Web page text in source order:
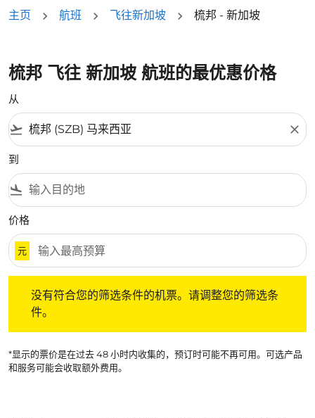
主页 航班 飞往新加坡 梳邦 - 新加坡
梳邦 飞往 新加坡 航班的最优惠价格
从
flight_takeoff close
到
flight_land
价格
元
没有符合您的筛选条件的机票。请调整您的筛选条
件。
*显示的票价是在过去 48 小时内收集的，预订时可能不再可用。可选产品
和服务可能会收取额外费用。